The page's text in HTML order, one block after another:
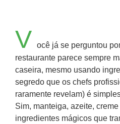
V ocê já se perguntou
restaurante parece sempre
caseira, mesmo usando
segredo que os chefs
raramente revelam) é
Sim, manteiga, azeite,
ingredientes mágicos que